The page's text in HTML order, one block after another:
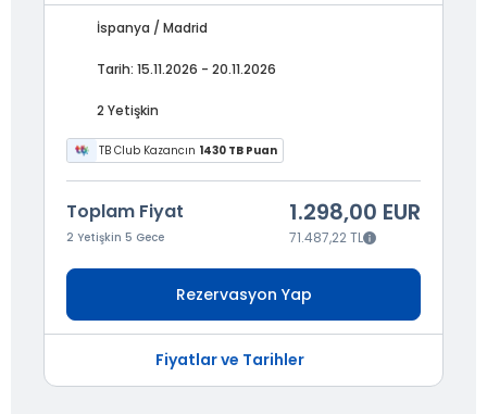
İspanya / Madrid
Tarih: 15.11.2026 - 20.11.2026
2 Yetişkin
TB Club Kazancın 1430 TB Puan
Toplam Fiyat
2 Yetişkin 5 Gece
1.298,00 EUR
71.487,22 TL
Rezervasyon Yap
Fiyatlar ve Tarihler